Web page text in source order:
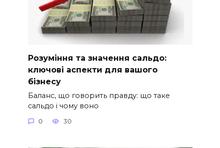
Розуміння та значення сальдо:
ключові аспекти для вашого
бізнесу
Баланс, що говорить правду: що таке
сальдо і чому воно
0 30